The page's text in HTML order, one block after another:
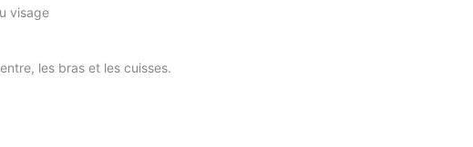
visage
les bras et les cuisses.